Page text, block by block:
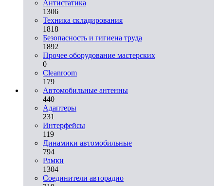
Aнтистатика
1306
Техника складирования
1818
Безопасность и гигиена труда
1892
Прочее оборудование мастерских
0
Cleanroom
179
Автомобильные антенны
440
Адаптеры
231
Интерфейсы
119
Динамики автомобильные
794
Рамки
1304
Соединители авторадио